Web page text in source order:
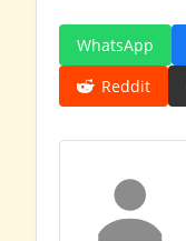
WhatsApp
Reddit